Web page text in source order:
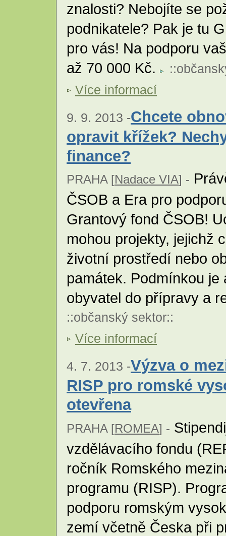
znalosti? Nebojíte se
podnikatele? Pak je tu
pro vás! Na podporu
až 70 000 Kč.
::
Více informací
9. 9. 2013 -Chcete
opravit křížek?
finance?
PRAHA [Nadace VIA] -
ČSOB a Era pro
Grantový fond ČSOB!
mohou projekty, jejichž
životní prostředí nebo
památek. Podmínkou
obyvatel do přípravy a
::občanský sektor::
Více informací
4. 7. 2013 -Výzva o
RISP pro romské
otevřena
PRAHA [ROMEA] -
vzdělávacího fondu
ročník Romského
programu (RISP).
podporu romským
zemí včetně Česka při